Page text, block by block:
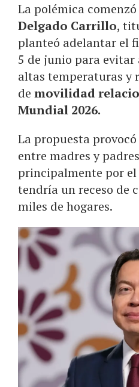
La polémica
Delgado Carrillo,
planteó adelantar el
5 de junio para evitar
altas temperaturas y
de movilidad
Mundial 2026.
La propuesta
entre madres y
principalmente por
tendría un receso de
miles de hogares.